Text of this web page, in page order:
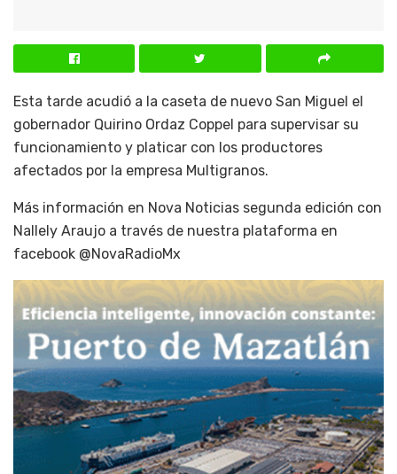
Esta tarde acudió a la caseta de nuevo San Miguel el
gobernador Quirino Ordaz Coppel para supervisar su
funcionamiento y platicar con los productores
afectados por la empresa Multigranos.
Más información en Nova Noticias segunda edición con
Nallely Araujo a través de nuestra plataforma en
facebook @NovaRadioMx